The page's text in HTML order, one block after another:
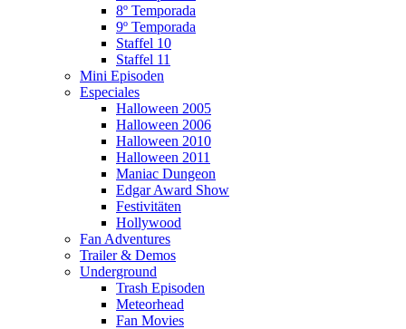
8º Temporada
9º Temporada
Staffel 10
Staffel 11
Mini Episoden
Especiales
Halloween 2005
Halloween 2006
Halloween 2010
Halloween 2011
Maniac Dungeon
Edgar Award Show
Festivitäten
Hollywood
Fan Adventures
Trailer & Demos
Underground
Trash Episoden
Meteorhead
Fan Movies